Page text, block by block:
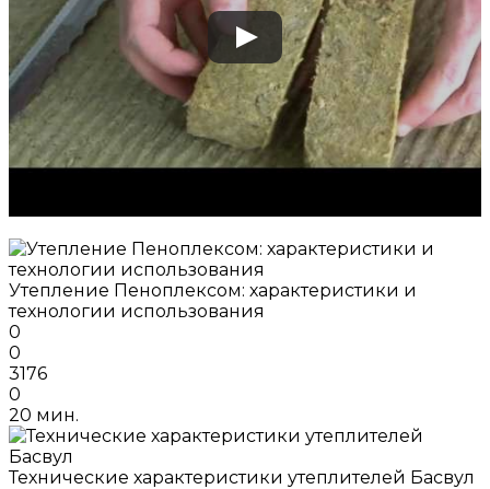
Утепление Пеноплексом: характеристики и
технологии использования
0
0
3176
0
20 мин.
Технические характеристики утеплителей Басвул